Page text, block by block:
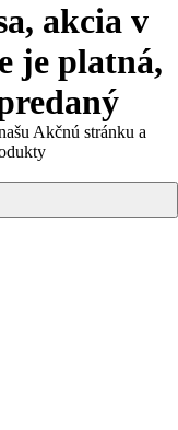
akcia v
je platná,
Akčnú stránku a